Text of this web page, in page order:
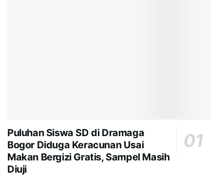
Puluhan Siswa SD di Dramaga
Bogor Diduga Keracunan Usai
Makan Bergizi Gratis, Sampel Masih
Diuji